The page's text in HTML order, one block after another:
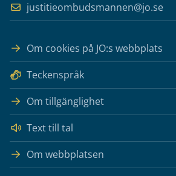
justitieombudsmannen@jo.se
Om cookies på JO:s webbplats
Teckenspråk
Om tillgänglighet
Text till tal
Om webbplatsen